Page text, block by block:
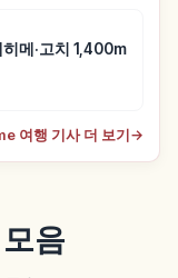
메·고치 1,400m
여행 기사 더 보기→
음